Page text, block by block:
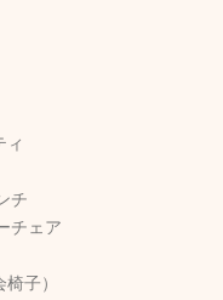
ィ
チ
チェア
子）